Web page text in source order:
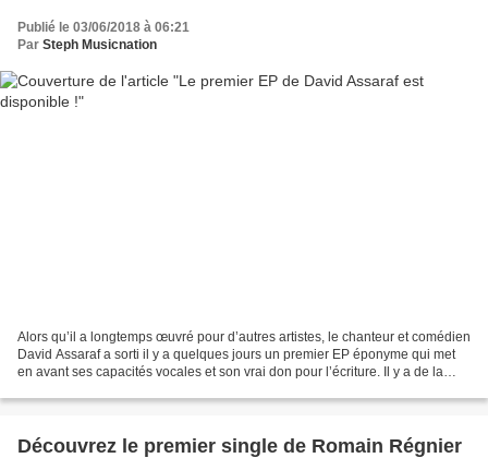
Publié le 03/06/2018 à 06:21
Par Steph Musicnation
Alors qu’il a longtemps œuvré pour d’autres artistes, le chanteur et comédien
David Assaraf a sorti il y a quelques jours un premier EP éponyme qui met
en avant ses capacités vocales et son vrai don pour l’écriture. Il y a de la
Découvrez le premier single de Romain Régnier